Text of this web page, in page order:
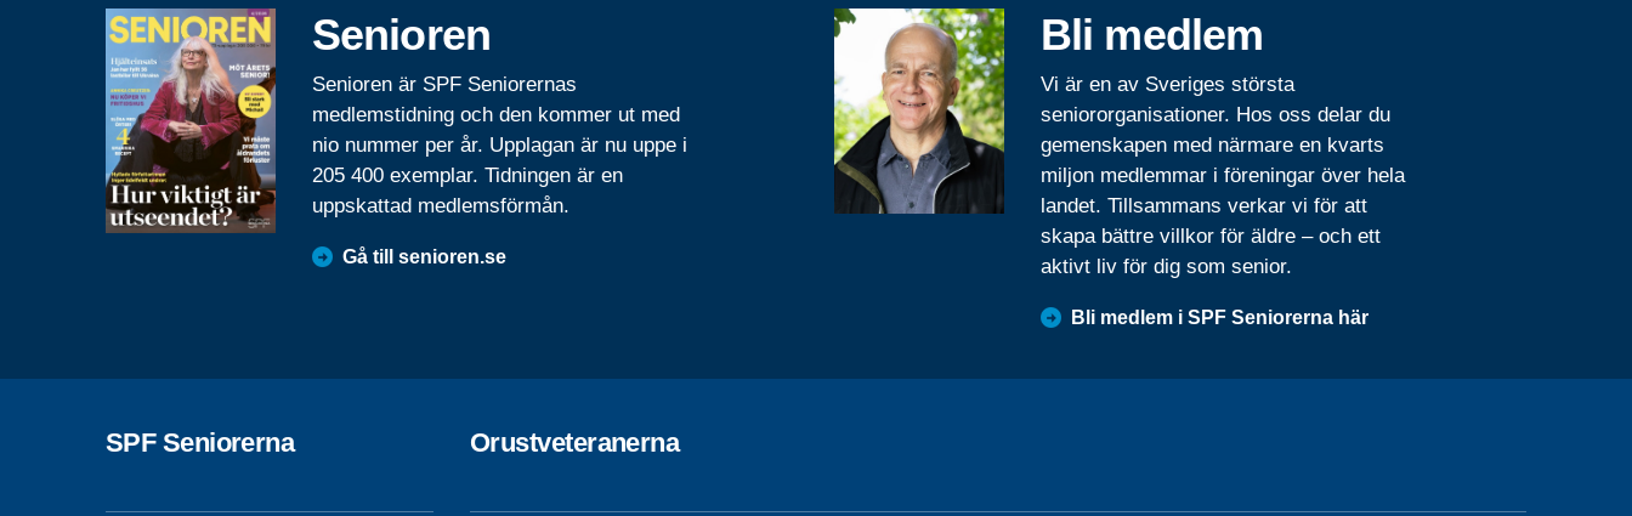
Senioren
Senioren är SPF Seniorernas
medlemstidning och den kommer ut med
nio nummer per år. Upplagan är nu uppe i
205 400 exemplar. Tidningen är en
uppskattad medlemsförmån.
Gå till senioren.se
Bli medlem
Vi är en av Sveriges största
seniororganisationer. Hos oss delar du
gemenskapen med närmare en kvarts
miljon medlemmar i föreningar över hela
landet. Tillsammans verkar vi för att
skapa bättre villkor för äldre – och ett
aktivt liv för dig som senior.
Bli medlem i SPF Seniorerna här
SPF Seniorerna Orustveteranerna